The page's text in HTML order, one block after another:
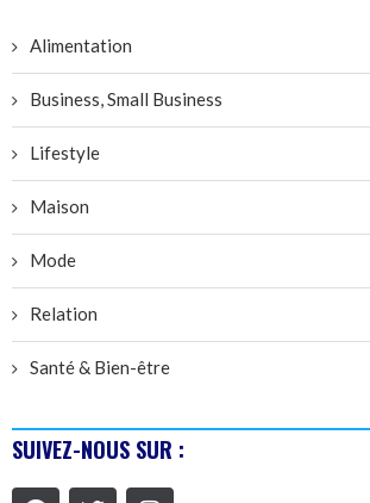
Alimentation
Business, Small Business
Lifestyle
Maison
Mode
Relation
Santé & Bien-être
SUIVEZ-NOUS SUR :